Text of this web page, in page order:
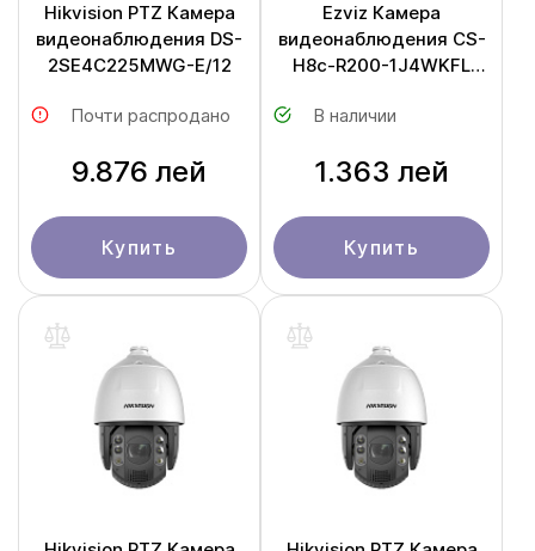
Hikvision PTZ Камера
видеонаблюдения DS-
2SE4C225MWG-E/12
Почти распродано
9.876 лей
Купить
Ezviz Камера
видеонаблюдения CS-
H8c-R200-1J4WKFL
В наличии
1.363 лей
Купить